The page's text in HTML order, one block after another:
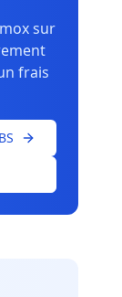
sur
frais